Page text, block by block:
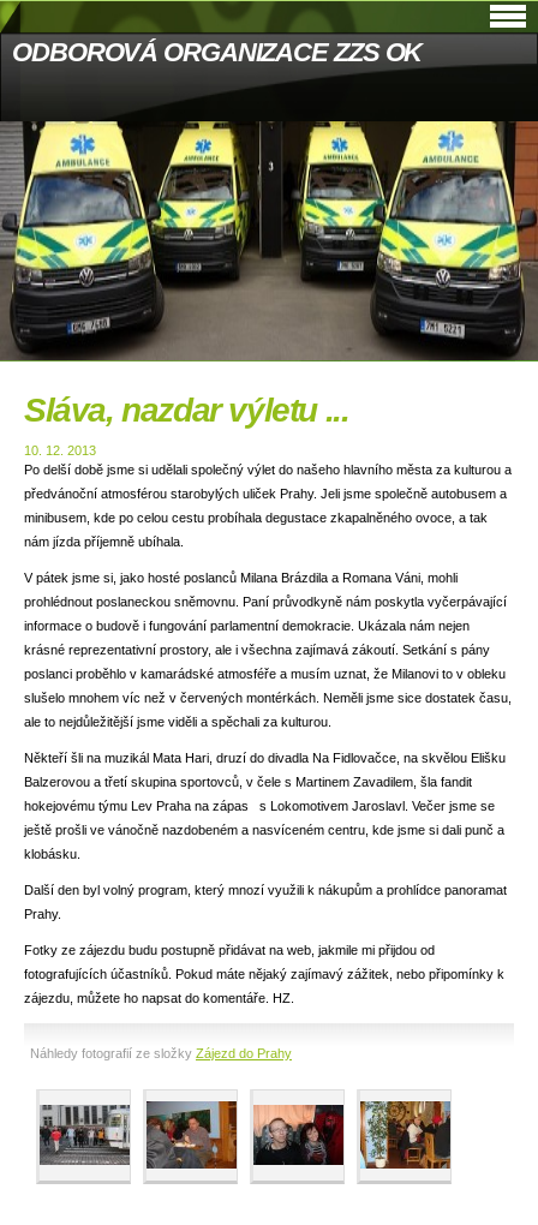
ODBOROVÁ ORGANIZACE ZZS OK
Sláva, nazdar výletu ...
10. 12. 2013
Po delší době jsme si udělali společný výlet do našeho hlavního města za kulturou a
předvánoční atmosférou starobylých uliček Prahy. Jeli jsme společně autobusem a
minibusem, kde po celou cestu probíhala degustace zkapalněného ovoce, a tak
nám jízda příjemně ubíhala.
V pátek jsme si, jako hosté poslanců Milana Brázdila a Romana Váni, mohli
prohlédnout poslaneckou sněmovnu. Paní průvodkyně nám poskytla vyčerpávající
informace o budově i fungování parlamentní demokracie. Ukázala nám nejen
krásné reprezentativní prostory, ale i všechna zajímavá zákoutí. Setkání s pány
poslanci proběhlo v kamarádské atmosféře a musím uznat, že Milanovi to v obleku
slušelo mnohem víc než v červených montérkách. Neměli jsme sice dostatek času,
ale to nejdůležitější jsme viděli a spěchali za kulturou.
Někteří šli na muzikál Mata Hari, druzí do divadla Na Fidlovačce, na skvělou Elišku
Balzerovou a třetí skupina sportovců, v čele s Martinem Zavadilem, šla fandit
hokejovému týmu Lev Praha na zápas s Lokomotivem Jaroslavl. Večer jsme se
ještě prošli ve vánočně nazdobeném a nasvíceném centru, kde jsme si dali punč a
klobásku.
Další den byl volný program, který mnozí využili k nákupům a prohlídce panoramat
Prahy.
Fotky ze zájezdu budu postupně přidávat na web, jakmile mi přijdou od
fotografujících účastníků. Pokud máte nějaký zajímavý zážitek, nebo připomínky k
zájezdu, můžete ho napsat do komentáře. HZ.
Náhledy fotografií ze složky Zájezd do Prahy